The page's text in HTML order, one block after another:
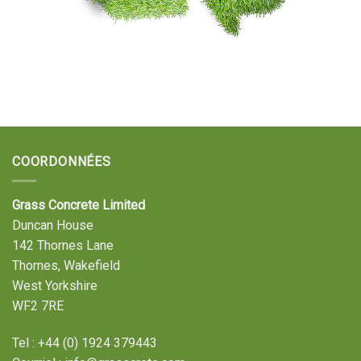
COORDONNÉES
Grass Concrete Limited
Duncan House
142 Thornes Lane
Thornes, Wakefield
West Yorkshire
WF2 7RE
Tel : +44 (0) 1924 379443